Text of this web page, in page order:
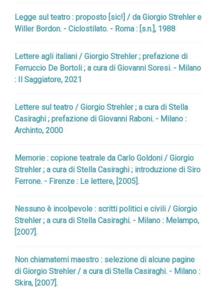
Legge sul teatro : proposto [sic!] / da Giorgio Strehler e
Willer Bordon. - Ciclostilato. - Roma : [s.n.], 1988
Lettere agli italiani / Giorgio Strehler ; prefazione di
Ferruccio De Bortoli ; a cura di Giovanni Soresi. - Milano
: Il Saggiatore, 2021
Lettere sul teatro / Giorgio Strehler ; a cura di Stella
Casiraghi ; prefazione di Giovanni Raboni. - Milano :
Archinto, 2000
Memorie : copione teatrale da Carlo Goldoni / Giorgio
Strehler ; a cura di Stella Casiraghi ; introduzione di Siro
Ferrone. - Firenze : Le lettere, [2005].
Nessuno è incolpevole : scritti politici e civili / Giorgio
Strehler ; a cura di Stella Casiraghi. - Milano : Melampo,
[2007].
Non chiamatemi maestro : selezione di alcune pagine
di Giorgio Strehler / a cura di Stella Casiraghi. - Milano :
Skira, [2007].